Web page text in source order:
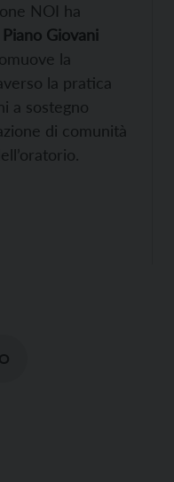
NOI ha
Piano Giovani
la
la pratica
a sostegno
di comunità